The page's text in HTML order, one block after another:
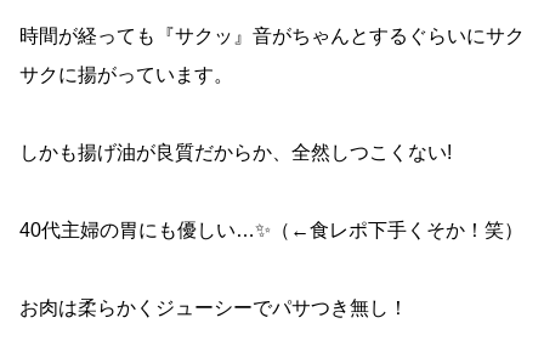
時間が経っても『サクッ』音がちゃんとするぐらいにサク
サクに揚がっています。
しかも揚げ油が良質だからか、全然しつこくない!
40代主婦の胃にも優しい…✨（←食レポ下手くそか！笑）
お肉は柔らかくジューシーでパサつき無し！